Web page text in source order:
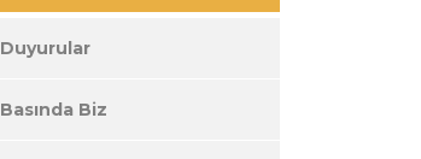
Duyurular
Basında Biz